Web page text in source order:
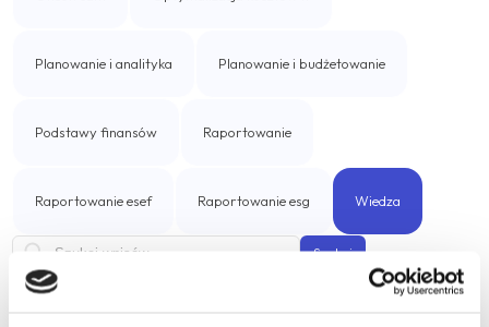
Business Intelligence
Rozwiązania własne
Planowanie i analityka Planowanie i budżetowanie
Podstawy finansów Raportowanie
Raportowanie esef Raportowanie esg Wiedza
Szukaj